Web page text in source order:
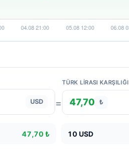
USD =
TÜRK LIRASI KARŞILIĞI
47,70 ₺
47,70 ₺ 10 USD